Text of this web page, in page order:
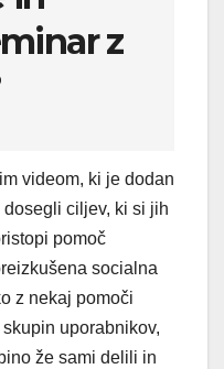
z
videom, ki je dodan
ciljev, ki si jih
pomoč
socialna
z nekaj pomoči
uporabnikov,
že sami delili in